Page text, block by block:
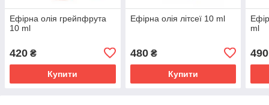
Ефірна олія грейпфрута
10 ml
420 ₴
Купити
Ефірна олія літсеї 10 ml
480₴
Купити
ml
490